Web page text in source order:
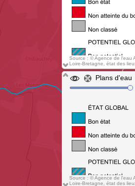
Source : © Agence de l'eau
Loire-Bretagne, état des
Plans d'eau
Source : © Agence de l'eau
Loire-Bretagne, état des